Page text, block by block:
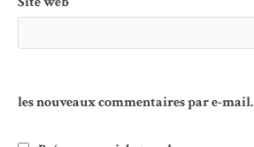
les nouveaux commentaires par e-mail.